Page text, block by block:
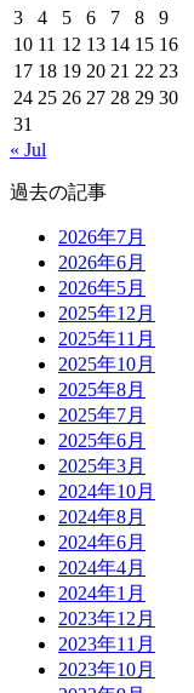
3
4 5 6 7 8
9
10 11 12 13 14 15 16
17 18 19 20 21 22 23
24 25 26 27 28 29 30
31
« Jul
過去の記事
2026年7月
2026年6月
2026年5月
2025年12月
2025年11月
2025年10月
2025年8月
2025年7月
2025年6月
2025年3月
2024年10月
2024年8月
2024年6月
2024年4月
2024年1月
2023年12月
2023年11月
2023年10月